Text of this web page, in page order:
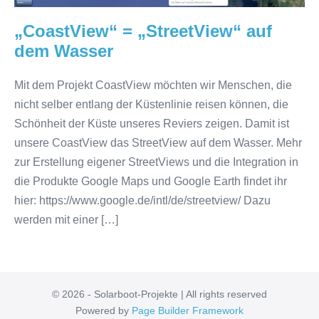
„CoastView“ = „StreetView“ auf
dem Wasser
Mit dem Projekt CoastView möchten wir Menschen, die
nicht selber entlang der Küstenlinie reisen können, die
Schönheit der Küste unseres Reviers zeigen. Damit ist
unsere CoastView das StreetView auf dem Wasser. Mehr
zur Erstellung eigener StreetViews und die Integration in
die Produkte Google Maps und Google Earth findet ihr
hier: https://www.google.de/intl/de/streetview/ Dazu
werden mit einer […]
© 2026 - Solarboot-Projekte | All rights reserved
Powered by Page Builder Framework